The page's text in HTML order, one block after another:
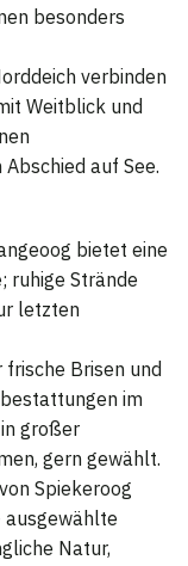
besonders
verbinden
Weitblick und
auf See.
bietet eine
ruhige Strände
letzten
Brisen und
im
großer
gern gewählt.
Spiekeroog
ausgewählte
Natur,